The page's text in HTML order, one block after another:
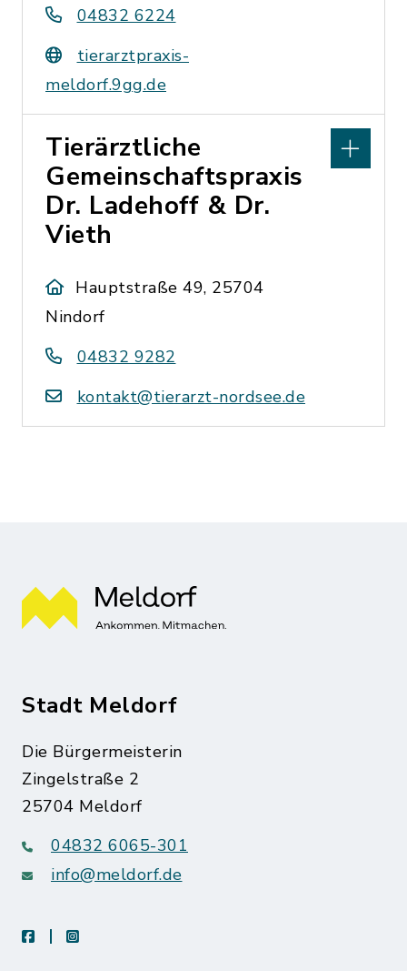
04832 6224
tierarztpraxis-
meldorf.9gg.de
Tierärztliche
Gemeinschaftspraxis
Dr. Ladehoff & Dr.
Vieth
Hauptstraße 49, 25704
Nindorf
04832 9282
kontakt@tierarzt-nordsee.de
Stadt Meldorf
Die Bürgermeisterin
Zingelstraße 2
25704 Meldorf
04832 6065-301
info@meldorf.de
facebookinstagram